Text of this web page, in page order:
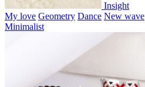
Insight
My love Geometry Dance New wave
Minimalist